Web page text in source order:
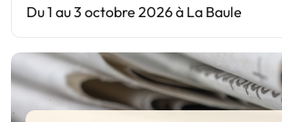
Du 1 au 3 octobre 2026 à La Baule